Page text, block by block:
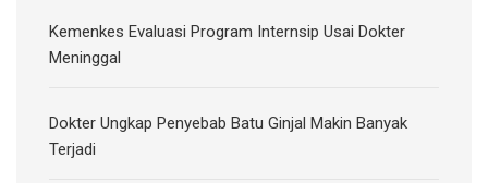
Kemenkes Evaluasi Program Internsip Usai Dokter
Meninggal
Dokter Ungkap Penyebab Batu Ginjal Makin Banyak
Terjadi